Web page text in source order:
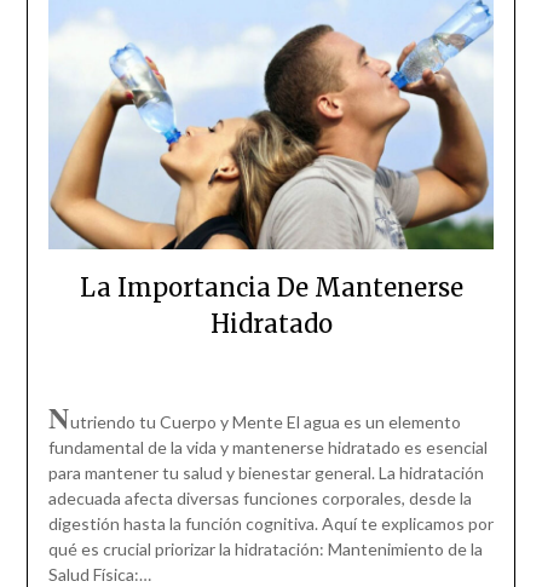
La Importancia De Mantenerse
Hidratado
Nutriendo tu Cuerpo y Mente El agua es un elemento
fundamental de la vida y mantenerse hidratado es esencial
para mantener tu salud y bienestar general. La hidratación
adecuada afecta diversas funciones corporales, desde la
digestión hasta la función cognitiva. Aquí te explicamos por
qué es crucial priorizar la hidratación: Mantenimiento de la
Salud Física:…